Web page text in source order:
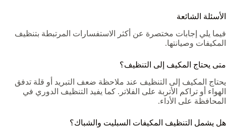
الأسئلة الشائعة
فيما يلي إجابات مختصرة عن أكثر الاستفسارات المرتبطة بتنظيف
المكيفات وصيانتها.
متى يحتاج المكيف إلى التنظيف؟
يحتاج المكيف إلى التنظيف عند ملاحظة ضعف التبريد أو قلة تدفق
الهواء أو تراكم الأتربة على الفلاتر. كما يفيد التنظيف الدوري في
المحافظة على الأداء.
هل يشمل التنظيف المكيفات السبليت والشباك؟